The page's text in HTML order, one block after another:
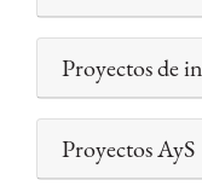
Proyectos de
Proyectos AyS